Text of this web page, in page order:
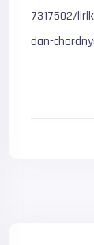
7317502/
dan-